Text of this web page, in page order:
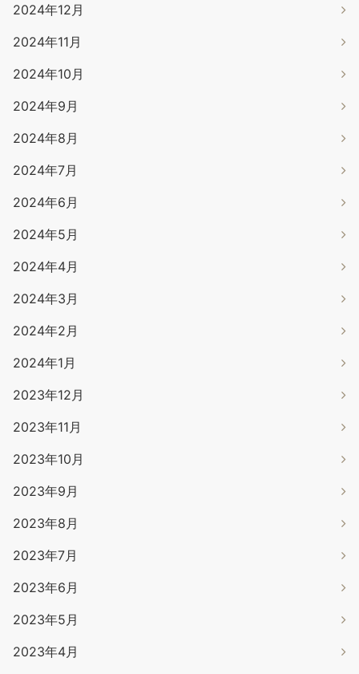
2024年12月
2024年11月
2024年10月
2024年9月
2024年8月
2024年7月
2024年6月
2024年5月
2024年4月
2024年3月
2024年2月
2024年1月
2023年12月
2023年11月
2023年10月
2023年9月
2023年8月
2023年7月
2023年6月
2023年5月
2023年4月